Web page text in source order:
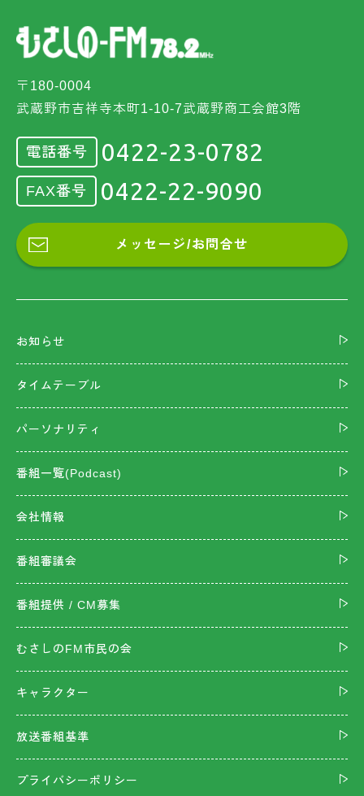
〒180-0004
武蔵野市吉祥寺本町1-10-7武蔵野商工会館3階
電話番号 0422-23-0782
FAX番号 0422-22-9090
メッセージ/お問合せ
お知らせ
タイムテーブル
パーソナリティ
番組一覧(Podcast)
会社情報
番組審議会
番組提供 / CM募集
むさしのFM市民の会
キャラクター
放送番組基準
プライバシーポリシー